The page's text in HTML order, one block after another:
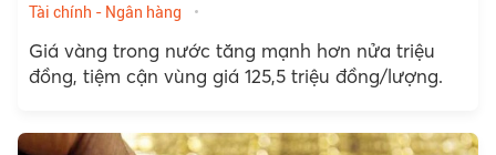
Tài chính - Ngân hàng
Giá vàng trong nước tăng mạnh hơn nửa triệu
đồng, tiệm cận vùng giá 125,5 triệu đồng/lượng.